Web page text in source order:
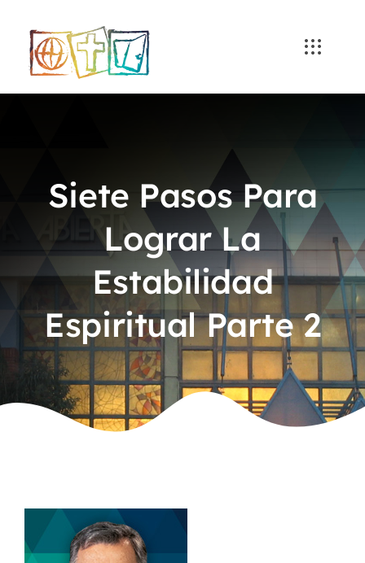
content
Siete Pasos Para
Lograr La
Estabilidad
Espiritual Parte 2